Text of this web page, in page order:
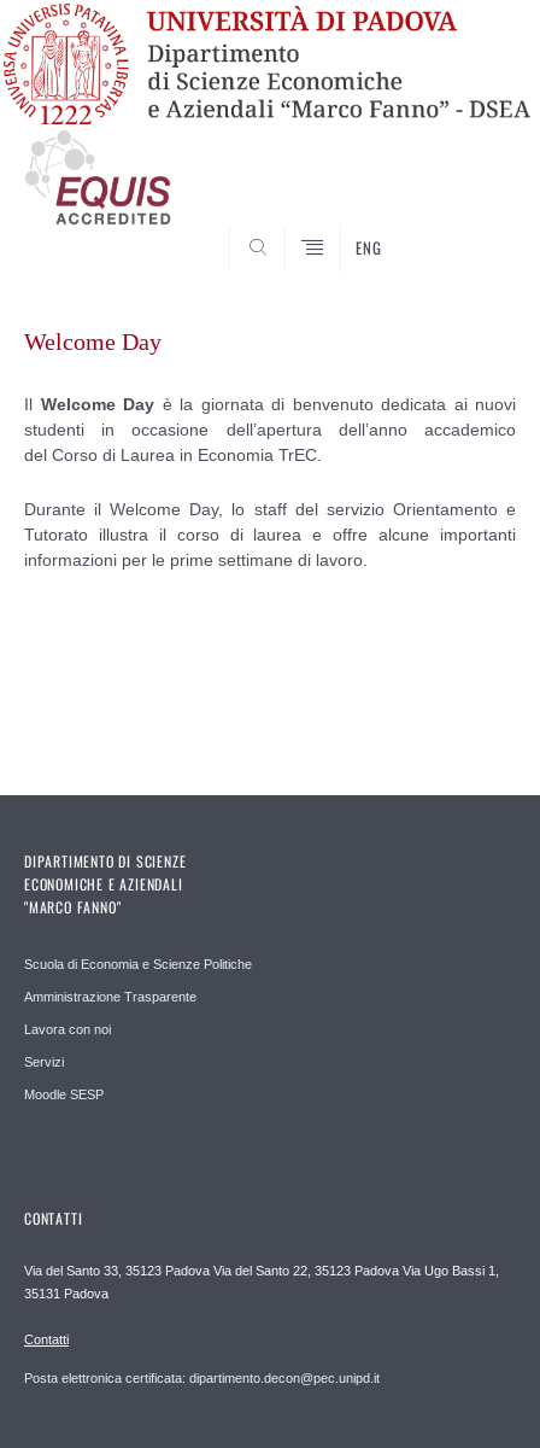
ENG
contenuto
Welcome Day
Il Welcome Day è la giornata di benvenuto dedicata ai nuovi
studenti inoccasione dell’apertura dell’anno accademico
del Corso di Laurea in Economia TrEC.
Durante il Welcome Day, lo staff del servizio Orientamento e
Tutorato illustra il corso di laurea e offre alcune importanti
informazioni per le prime settimane di lavoro.
DIPARTIMENTO DI SCIENZE
ECONOMICHE E AZIENDALI
"MARCO FANNO"
Scuola di Economia e Scienze Politiche
Amministrazione Trasparente
Lavora con noi
Servizi
Moodle SESP
CONTATTI
Via del Santo 33, 35123 Padova Via del Santo 22, 35123 Padova Via Ugo Bassi 1,
35131 Padova
Contatti
Posta elettronica certificata: dipartimento.decon@pec.unipd.it